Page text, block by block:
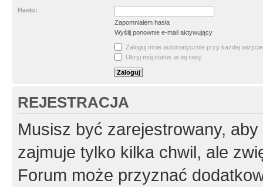
Hasło:
Zapomniałem hasła
Wyślij ponownie e-mail aktywujący
Zaloguj mnie automatycznie przy każdej wizycie
Ukryj mój status w tej sesji
REJESTRACJA
Musisz być zarejestrowany,
zajmuje tylko kilka chwil, ale
Forum może przyznać